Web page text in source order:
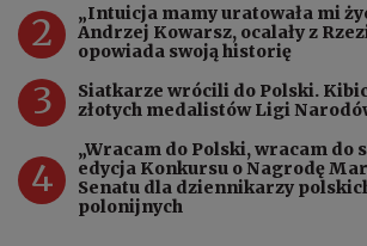
2
„Intuicja mamy uratowała mi
Andrzej Kowarsz, ocalały z
opowiada swoją historię
3
Siatkarze wrócili do Polski.
złotych medalistów Ligi
4
„Wracam do Polski, wracam do
edycja Konkursu o Nagrodę
Senatu dla dziennikarzy
polonijnych